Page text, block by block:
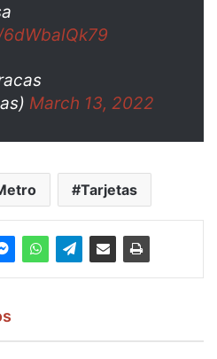
March 13, 2022
Tarjetas